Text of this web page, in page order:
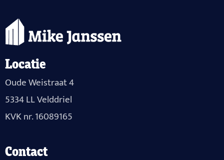
Locatie
Oude Weistraat 4
5334 LL Velddriel
KVK nr. 16089165
Contact